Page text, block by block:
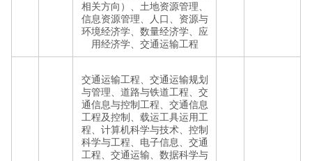
相关方向）、土地资源管理、
信息资源管理、人口、资源与
环境经济学、数量经济学、应
用经济学、交通运输工程
交通运输工程、交通运输规划
与管理、道路与铁道工程、交
通信息与控制工程、交通信息
工程及控制、载运工具运用工
程、计算机科学与技术、控制
科学与工程、电子信息、交通
工程、交通运输、数据科学与